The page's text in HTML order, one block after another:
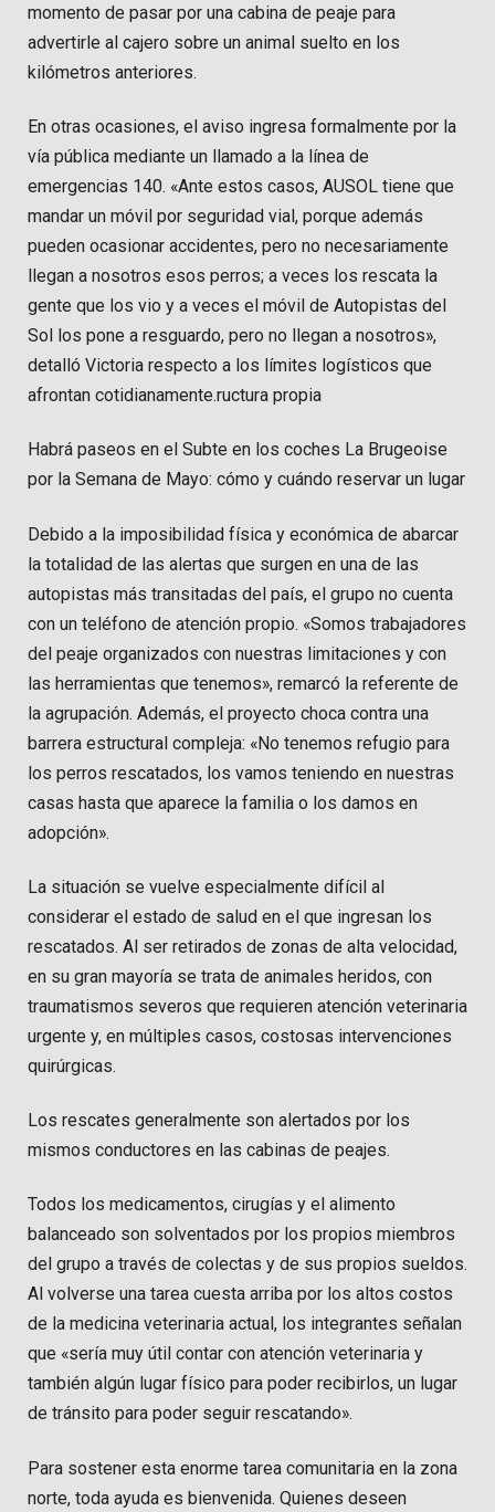
momento de pasar por una cabina de peaje para
advertirle al cajero sobre un animal suelto en los
kilómetros anteriores.
En otras ocasiones, el aviso ingresa formalmente por la
vía pública mediante un llamado a la línea de
emergencias 140. «Ante estos casos, AUSOL tiene que
mandar un móvil por seguridad vial, porque además
pueden ocasionar accidentes, pero no necesariamente
llegan a nosotros esos perros; a veces los rescata la
gente que los vio y a veces el móvil de Autopistas del
Sol los pone a resguardo, pero no llegan a nosotros»,
detalló Victoria respecto a los límites logísticos que
afrontan cotidianamente.ructura propia
Habrá paseos en el Subte en los coches La Brugeoise
por la Semana de Mayo: cómo y cuándo reservar un lugar
Debido a la imposibilidad física y económica de abarcar
la totalidad de las alertas que surgen en una de las
autopistas más transitadas del país, el grupo no cuenta
con un teléfono de atención propio. «Somos trabajadores
del peaje organizados con nuestras limitaciones y con
las herramientas que tenemos», remarcó la referente de
la agrupación. Además, el proyecto choca contra una
barrera estructural compleja: «No tenemos refugio para
los perros rescatados, los vamos teniendo en nuestras
casas hasta que aparece la familia o los damos en
adopción».
La situación se vuelve especialmente difícil al
considerar el estado de salud en el que ingresan los
rescatados. Al ser retirados de zonas de alta velocidad,
en su gran mayoría se trata de animales heridos, con
traumatismos severos que requieren atención veterinaria
urgente y, en múltiples casos, costosas intervenciones
quirúrgicas.
Los rescates generalmente son alertados por los
mismos conductores en las cabinas de peajes.
Todos los medicamentos, cirugías y el alimento
balanceado son solventados por los propios miembros
del grupo a través de colectas y de sus propios sueldos.
Al volverse una tarea cuesta arriba por los altos costos
de la medicina veterinaria actual, los integrantes señalan
que «sería muy útil contar con atención veterinaria y
también algún lugar físico para poder recibirlos, un lugar
de tránsito para poder seguir rescatando».
Para sostener esta enorme tarea comunitaria en la zona
norte, toda ayuda es bienvenida. Quienes deseen